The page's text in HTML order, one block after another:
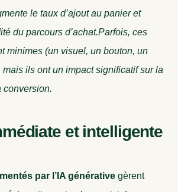
le taux d’ajout au panier et
du parcours d’achat.Parfois, ces
minimes (un visuel, un bouton, un
ils ont un impact significatif sur la
conversion.
et intelligente
par l’IA générative gèrent